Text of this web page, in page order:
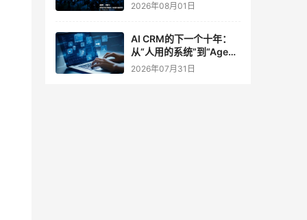
2026年08月01日
AI CRM的下一个十年：
从“人用的系统”到“Agent
调用的底座”
2026年07月31日